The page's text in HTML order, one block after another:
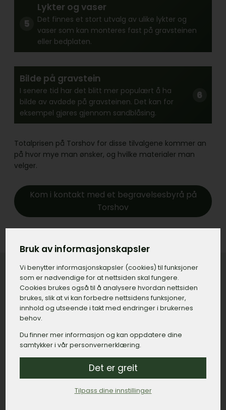
Lykter og vaser
Det finnes et stort utvalg av ulike lykter og
vaser som kan monteres fast på gravsteinen
eller bedplaten.
Bilde på gravstein
I senere tid har det blitt mer populært å ha
bilde av avdøde på gravsteinen. Det kan for
eksempel gjøres gjennom sandblåsing.
Totalprisen på Torshov for disse tilvalgene kommer an
på hvor mye man ønsker, og hvilke materialer man
velger.
Kom i kontakt med et begravelsesbyrå på
Torshov
Konkret priseksempel på gravstein
med tilvalg på Torshov
Gravstein: 15.000,– kroner.
Gravering, navn og dato:500,– kroner.
Gravering, minneord:800,– kroner.
Bruk av informasjonskapsler
Vi benytter informasjons­kapsler (cookies) til funksjoner
som er nødvendige for at nettsiden skal fungere.
Cookies brukes også til å analysere hvordan nettsiden
brukes, slik at vi kan forbedre nettsidens funksjoner,
innhold og utseende i takt med endringer i brukernes
behov.
Du finner mer informasjon og kan oppdatere dine
samtykker i vår personvernerklæring.
Det er greit
Tilpass dine innstillinger